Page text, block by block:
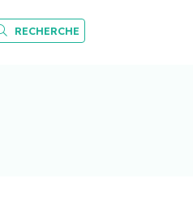
RECHERCHE